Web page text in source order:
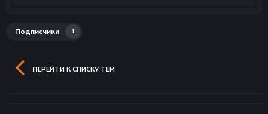
Подписчики 1
ПЕРЕЙТИ К СПИСКУ ТЕМ